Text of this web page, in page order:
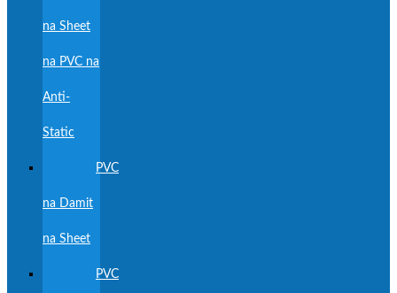
na Sheet
na PVC na
Anti-
Static
PVC
na Damit
na Sheet
PVC